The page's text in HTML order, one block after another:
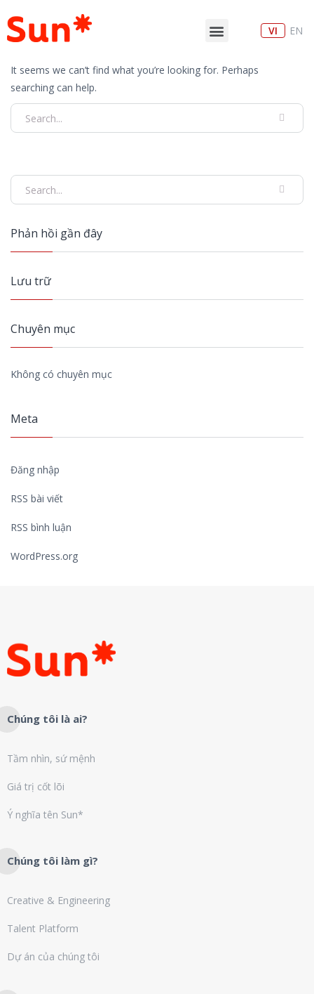
VI EN
It seems we can’t find what you’re looking for. Perhaps
searching can help.
Phản hồi gần đây
Lưu trữ
Chuyên mục
Không có chuyên mục
Meta
Đăng nhập
RSS bài viết
RSS bình luận
WordPress.org
Chúng tôi là ai?
Tầm nhìn, sứ mệnh
Giá trị cốt lõi
Ý nghĩa tên Sun*
Chúng tôi làm gì?
Creative & Engineering
Talent Platform
Dự án của chúng tôi